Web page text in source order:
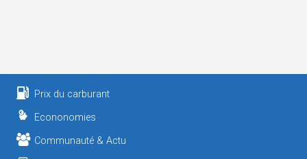
Prix du carburant
Econonomies
Communauté & Actu